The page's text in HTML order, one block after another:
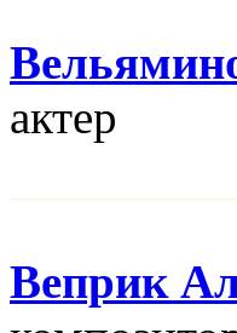
актер
Веприк